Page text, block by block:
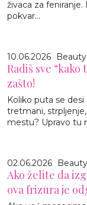
živaca za
pokvar...
10.06.2026
Radiš sve “kako
zašto!
Koliko puta se
tretmani,
mestu? Upravo tu
02.06.2026
Ako želite da
ova frizura je